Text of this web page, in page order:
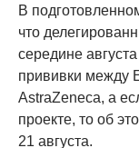
В
что
середине
прививки между
AstraZeneca, а
проекте, то об
21 августа.